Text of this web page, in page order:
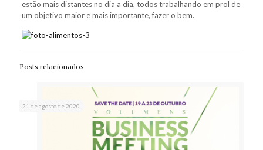
estão mais distantes no dia a dia, todos trabalhando em prol de
um objetivo maior e mais importante, fazer o bem.
Posts relacionados
21 de agosto de 2020